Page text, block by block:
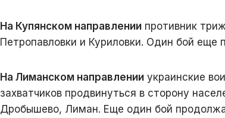
На Купянском направлении противник
Петропавловки и Куриловки. Один бой еще
На Лиманском направлении украинские
захватчиков продвинуться в сторону
Дробышево, Лиман. Еще один бой